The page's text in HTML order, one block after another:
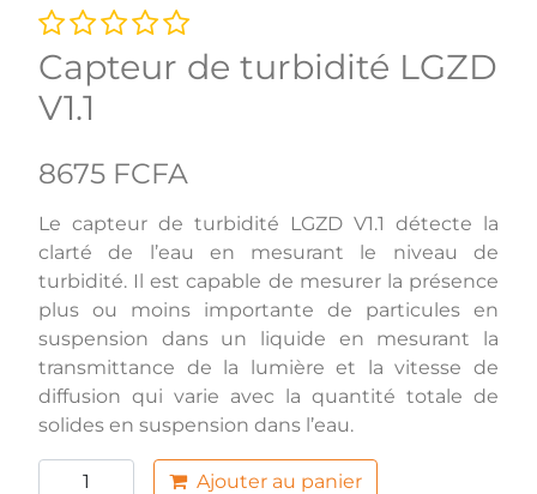
Capteur de turbidité LGZD
V1.1
8675 FCFA
Le capteur de turbidité LGZD V1.1 détecte la
clarté de l’eau en mesurant le niveau de
turbidité. Il est capable de mesurer la présence
plus ou moins importante de particules en
suspension dans un liquide en mesurant la
transmittance de la lumière et la vitesse de
diffusion qui varie avec la quantité totale de
solides en suspension dans l’eau.
Ajouter au panier